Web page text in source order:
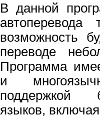
В данной
автоперевода
возможность
переводе
Программа
и
поддержкой
языков,